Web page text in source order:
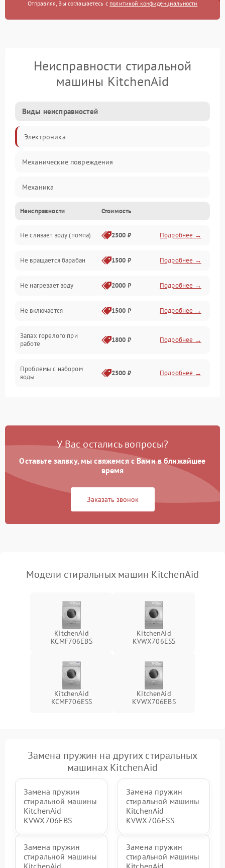
Отправляя, Вы соглашаетесь с политикой конфиденциальности
Неисправности стиральной
машины KitchenAid
Виды неисправностей
Электроника
Механические повреждения
Механика
Электропитание
Водоснабжение
Слив
Программное обеспечение
Неисправности Стоимость
Не сливает воду (помпа) 2500 ₽ Подробнее →
Не вращается барабан 1500 ₽ Подробнее →
Не нагревает воду 2000 ₽ Подробнее →
Не включается 1500 ₽ Подробнее →
Запах горелого при
работе
1800 ₽ Подробнее →
Проблемы с набором
воды
2500 ₽ Подробнее →
Замена платы управления 2200 ₽ Подробнее →
У Вас остались вопросы?
Оставьте заявку, мы свяжемся с Вами в ближайшее
время
Заказать звонок
Модели стиральных машин KitchenAid
KitchenAid
KCMF706EBS
KitchenAid
KVWX706ESS
KitchenAid
KCMF706ESS
KitchenAid
KVWX706EBS
Замена пружин на других стиральных
машинах KitchenAid
Замена пружин
стиральной машины
KitchenAid
KVWX706EBS
Замена пружин
стиральной машины
KitchenAid
KVWX706ESS
Замена пружин
стиральной машины
Замена пружин
стиральной машины